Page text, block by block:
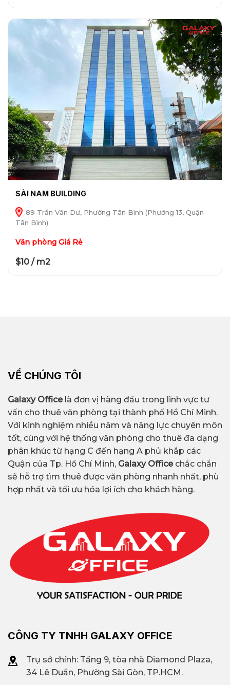
SÀI NAM BUILDING
89 Trần Văn Dư, Phường Tân Bình (Phường 13, Quận
Tân Bình)
Văn phòng Giá Rẻ
$10 / m2
VỀ CHÚNG TÔI
Galaxy Officelà đơn vị hàng đầu trong lĩnh vực tư
vấn cho thuê văn phòng tại thành phố Hồ Chí Minh.
Với kinh nghiệm nhiều năm và năng lực chuyên môn
tốt, cùng với hệ thống văn phòng cho thuê đa dạng
phân khúc từ hạng C đến hạng A phủ khắp các
Quận của Tp. Hồ Chí Minh, Galaxy Office chắc chắn
sẽ hỗ trợ tìm thuê được văn phòng nhanh nhất, phù
hợp nhất và tối ưu hóa lợi ích cho khách hàng.
CÔNG TY TNHH GALAXY OFFICE
Trụ sở chính: Tầng 9, tòa nhà Diamond Plaza,
34 Lê Duẩn, Phường Sài Gòn, TP.HCM.